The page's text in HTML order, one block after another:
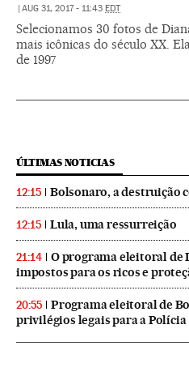
AUG 31, 2017 - 11:43 EDT
Selecionamos 30 fotos de
mais icônicas do século XX.
de 1997
ÚLTIMAS NOTICIAS
12:15 Bolsonaro, a destruição
12:15 Lula, uma ressurreição
21:14
O programa eleitoral de
impostos para os ricos e
20:55
Programa eleitoral de
privilégios legais para a Polícia